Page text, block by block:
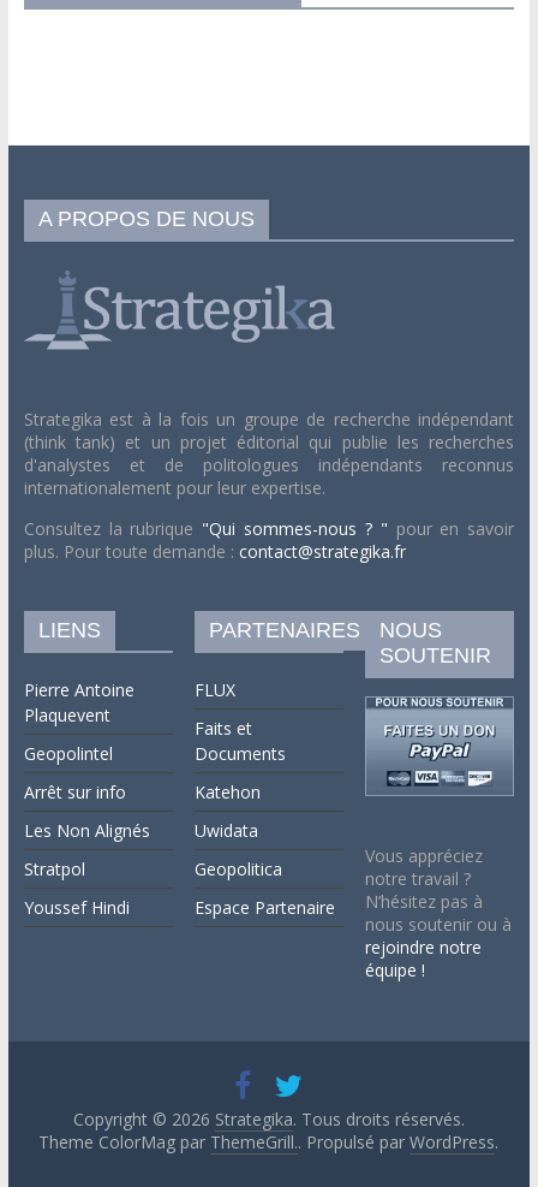
A PROPOS DE NOUS
Strategika est à la fois un groupe de recherche indépendant
(think tank) et un projet éditorial qui publie les recherches
d'analystes et de politologues indépendants reconnus
internationalement pour leur expertise.
Consultez la rubrique "Qui sommes-nous ? " pour en savoir
plus. Pour toute demande : contact@strategika.fr
LIENS
Pierre Antoine
Plaquevent
Geopolintel
Arrêt sur info
Les Non Alignés
Stratpol
Youssef Hindi
PARTENAIRES
FLUX
Faits et
Documents
Katehon
Uwidata
Geopolitica
Espace Partenaire
NOUS
SOUTENIR
Vous appréciez
notre travail ?
N’hésitez pas à
nous soutenir ou à
rejoindre notre
équipe !
Copyright © 2026 Strategika. Tous droits réservés.
Theme ColorMag par ThemeGrill.. Propulsé parWordPress.